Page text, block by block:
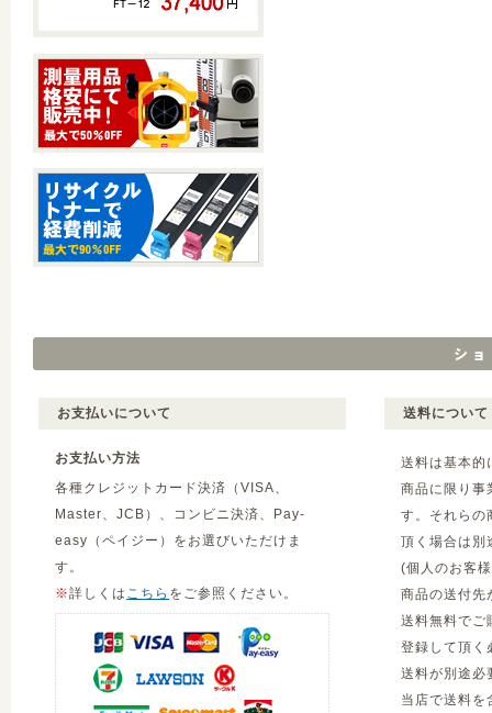
お支払いについて
お支払い方法
各種クレジットカード決済（VISA、
Master、JCB）、コンビニ決済、Pay-
easy（ペイジー）をお選びいただけま
す。
※詳しくは こちら をご参照ください。
送料について
送料は基本的
商品に限り事
す。それらの
頂く場合は別
(個人のお客
商品の送付先
送料無料でご
登録して頂く
送料が別途必
当店で送料を